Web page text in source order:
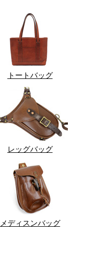
トートバッグ
レッグバッグ
メディスンバッグ